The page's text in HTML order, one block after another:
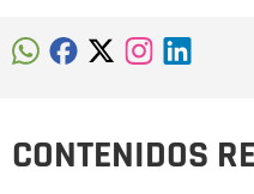
CONTENIDOS